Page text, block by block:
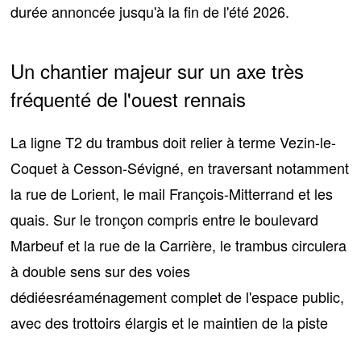
durée annoncée jusqu'à la fin de l'été 2026.
Un chantier majeur sur un axe très
fréquenté de l'ouest rennais
La ligne T2 du trambus doit relier à terme Vezin-le-
Coquet à Cesson-Sévigné, en traversant notamment
la rue de Lorient, le mail François-Mitterrand et les
quais. Sur le tronçon compris entre le boulevard
Marbeuf et la rue de la Carrière, le trambus circulera
à double sens sur des voies
dédiéesréaménagement complet de l'espace public,
avec des trottoirs élargis et le maintien de la piste